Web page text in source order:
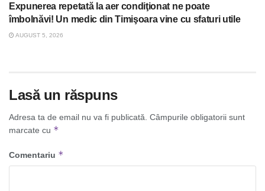
Expunerea repetată la aer condiţionat ne poate
îmbolnăvi! Un medic din Timişoara vine cu sfaturi utile
AUGUST 5, 2026
Lasă un răspuns
Adresa ta de email nu va fi publicată. Câmpurile obligatorii sunt
marcate cu *
Comentariu *